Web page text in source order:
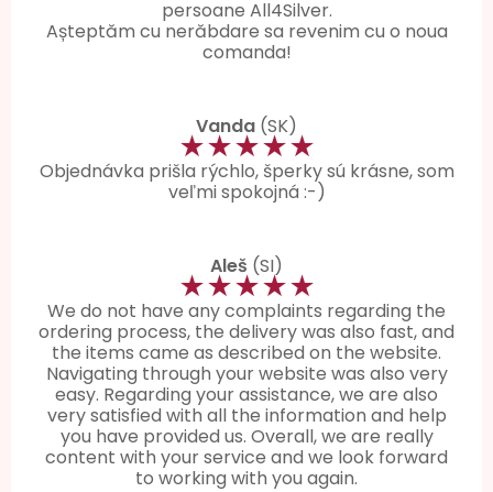
persoane All4Silver.
Așteptăm cu nerăbdare sa revenim cu o noua
comanda!
Vanda (SK)
★★★★★
Objednávka prišla rýchlo, šperky sú krásne, som
veľmi spokojná :-)
Aleš (SI)
★★★★★
We do not have any complaints regarding the
ordering process, the delivery was also fast, and
the items came as described on the website.
Navigating through your website was also very
easy. Regarding your assistance, we are also
very satisfied with all the information and help
you have provided us. Overall, we are really
content with your service and we look forward
to working with you again.